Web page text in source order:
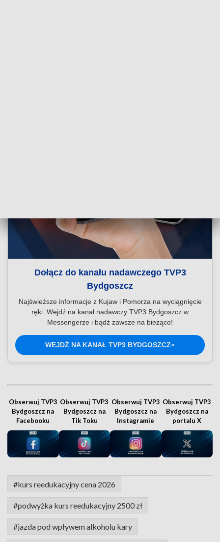
Dołącz do kanału nadawczego TVP3
Bydgoszcz
Najświeższe informacje z Kujaw i Pomorza na wyciągnięcie
ręki. Wejdź na kanał nadawczy TVP3 Bydgoszcz w
Messengerze i bądź zawsze na bieżąco!
WEJDŹ NA KANAŁ TVP3 BYDGOSZCZ»
Obserwuj TVP3
Bydgoszcz na
Facebooku
Obserwuj TVP3
Bydgoszcz na
Tik Toku
Obserwuj TVP3
Bydgoszcz na
Instagramie
Obserwuj TVP3
Bydgoszcz na
portalu X
#kurs reedukacyjny cena 2026
#podwyżka kurs reedukacyjny 2500 zł
#jazda pod wpływem alkoholu kary